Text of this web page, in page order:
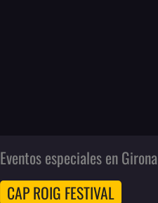
Eventos especiales en Girona
CAP ROIG FESTIVAL